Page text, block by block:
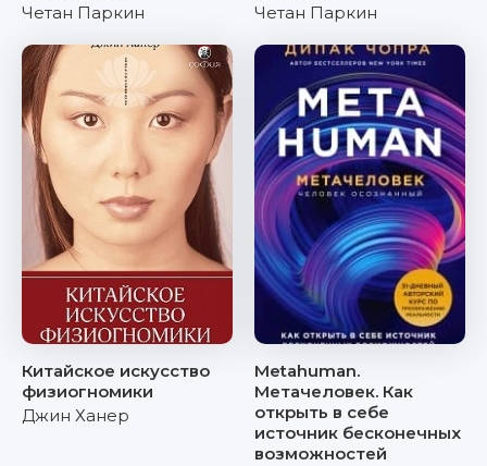
Четан Паркин
Четан Паркин
Китайское искусство
физиогномики
Джин Ханер
Metahuman.
Метачеловек. Как
открыть в себе
источник бесконечных
возможностей